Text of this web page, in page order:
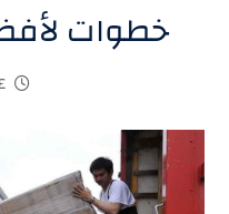
خطوات
٤